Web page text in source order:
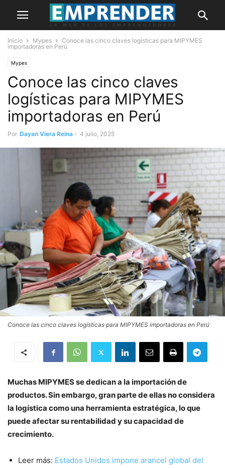
Inicio Mypes
Conoce las cinco claves logísticas para MIPYMES
importadoras en Perú
Mypes
Conoce las cinco claves
logísticas para MIPYMES
importadoras en Perú
Por Dayan Viera Reina - 4 julio, 2025
Conoce las cinco claves logísticas para MIPYMES importadoras en Perú
Muchas MIPYMES se dedican a la importación de
productos. Sin embargo, gran parte de ellas no considera
la logística como una herramienta estratégica, lo que
puede afectar su rentabilidad y su capacidad de
crecimiento.
Leer más: Estados Unidos impone arancel global del